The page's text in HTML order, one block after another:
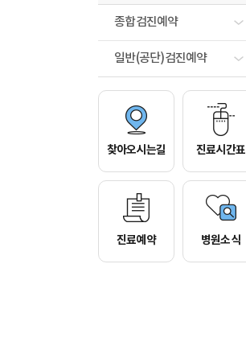
종합검진예약
일반(공단)검진예약
찾아오시는길 진료시간표
진료예약 병원소식